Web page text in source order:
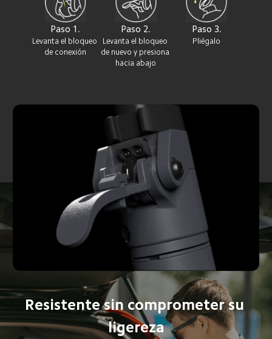
Paso 1.
Levanta el bloqueo
de conexión
Paso 2.
Levanta el bloqueo
de nuevo y presiona
hacia abajo
Paso 3.
Pliégalo
Resistente sin comprometer su
ligereza